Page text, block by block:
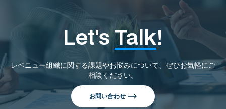
Let'sTalk!
レベニュー組織に関する課題やお悩みについて、ぜひお気軽にご
相談ください。
お問い合わせ